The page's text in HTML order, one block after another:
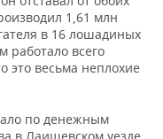
1,61 млн
в 16 лошадиных
работало всего
это весьма неплохие
по денежным